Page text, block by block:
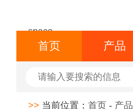
space
首页 产品
>> 当前位置： 首页 - 产品